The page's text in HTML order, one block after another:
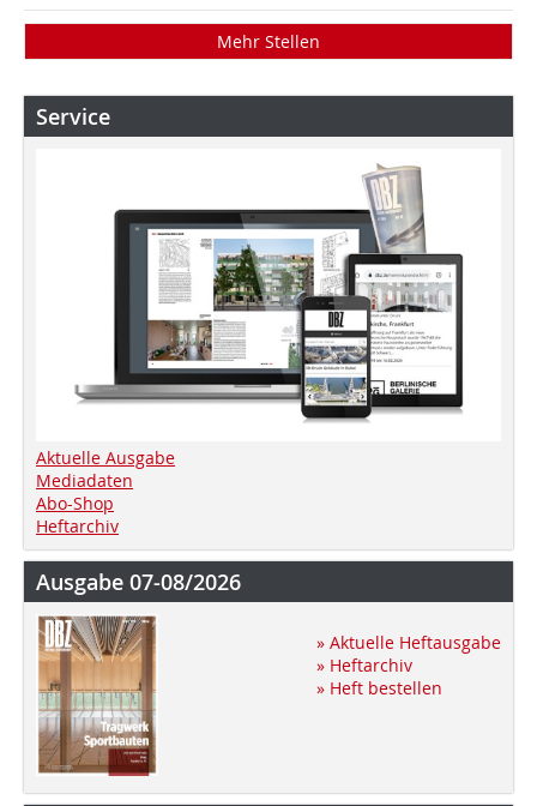
Mehr Stellen
Service
Aktuelle Ausgabe
Mediadaten
Abo-Shop
Heftarchiv
Ausgabe 07-08/2026
» Aktuelle Heftausgabe
» Heftarchiv
» Heft bestellen